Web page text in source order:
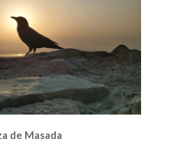
de Masada